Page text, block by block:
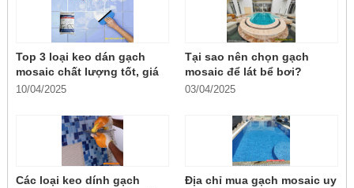
Top 3 loại keo dán gạch
mosaic chất lượng tốt, giá
rẻ
10/04/2025
Tại sao nên chọn gạch
mosaic để lát bể bơi?
03/04/2025
Các loại keo dính gạch
Địa chỉ mua gạch mosaic uy